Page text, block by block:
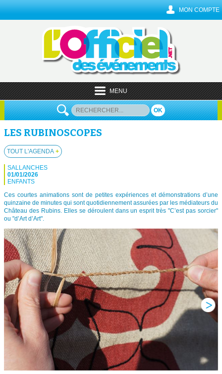
MON COMPTE
MENU
OK
LES RUBINOSCOPES
TOUT L'AGENDA +
SALLANCHES
01/01/2026
ENFANTS
Ces courtes animations sont de petites expériences et démonstrations d’une
quinzaine de minutes qui sont quotidiennement assurées par les médiateurs du
Château des Rubins. Elles se déroulent dans un esprit très "C’est pas sorcier"
ou "d’Art d’Art".